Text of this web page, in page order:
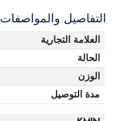
التفاصيل والمواصفات
العلامة التجارية
الحالة
الوزن
مدة التوصيل